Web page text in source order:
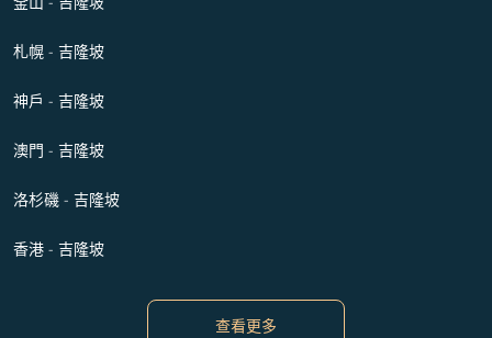
札幌 - 吉隆坡
神戶 - 吉隆坡
澳門 - 吉隆坡
洛杉磯 - 吉隆坡
香港 - 吉隆坡
查看更多